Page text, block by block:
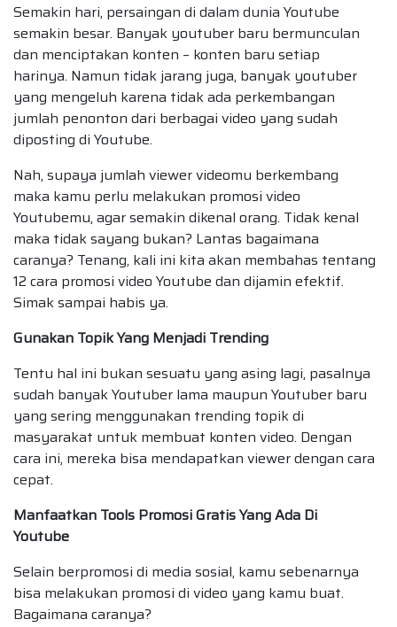
Semakin hari, persaingan di dalam dunia Youtube
semakin besar. Banyak youtuber baru bermunculan
dan menciptakan konten – konten baru setiap
harinya. Namun tidak jarang juga, banyak youtuber
yang mengeluh karena tidak ada perkembangan
jumlah penonton dari berbagai video yang sudah
diposting di Youtube.
Nah, supaya jumlah viewer videomu berkembang
maka kamu perlu melakukan promosi video
Youtubemu, agar semakin dikenal orang. Tidak kenal
maka tidak sayang bukan? Lantas bagaimana
caranya? Tenang, kali ini kita akan membahas tentang
12 cara promosi video Youtube dan dijamin efektif.
Simak sampai habis ya.
Gunakan Topik Yang Menjadi Trending
Tentu hal ini bukan sesuatu yang asing lagi, pasalnya
sudah banyak Youtuber lama maupun Youtuber baru
yang sering menggunakan trending topik di
masyarakat untuk membuat konten video. Dengan
cara ini, mereka bisa mendapatkan viewer dengan cara
cepat.
Manfaatkan Tools Promosi Gratis Yang Ada Di
Youtube
Selain berpromosi di media sosial, kamu sebenarnya
bisa melakukan promosi di video yang kamu buat.
Bagaimana caranya?